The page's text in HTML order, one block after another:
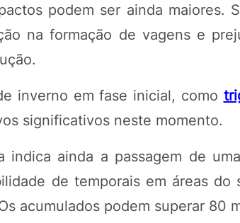
podem ser ainda maiores.
na formação de vagens e
inverno em fase inicial, como
significativos neste momento.
indica ainda a passagem de
de temporais em áreas
acumulados podem superar 80